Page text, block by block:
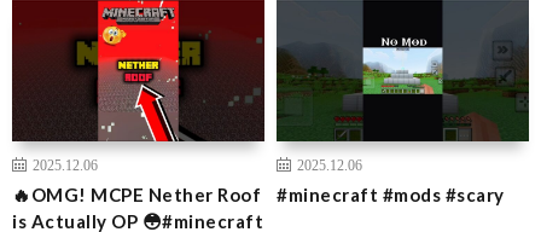
2025.12.06
🔥OMG! MCPE Nether Roof
is Actually OP 😳#minecraft
2025.12.06
#minecraft #mods #scary